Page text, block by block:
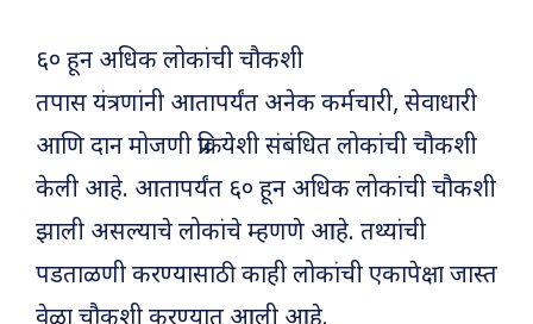
६० हून अधिक लोकांची चौकशी
तपास यंत्रणांनी आतापर्यंत अनेक कर्मचारी, सेवाधारी
आणि दान मोजणी प्रक्रियेशी संबंधित लोकांची चौकशी
केली आहे. आतापर्यंत ६० हून अधिक लोकांची चौकशी
झाली असल्याचे लोकांचे म्हणणे आहे. तथ्यांची
पडताळणी करण्यासाठी काही लोकांची एकापेक्षा जास्त